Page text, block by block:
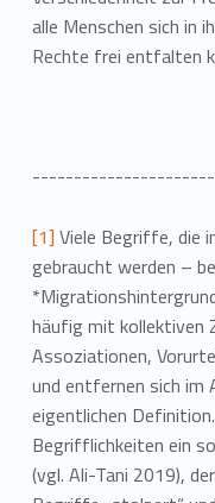
alle Menschen sich in
Rechte frei entfalten
[1] Viele Begriffe, die
gebraucht werden –
häufig mit kollektiven
Assoziationen,
und entfernen sich
eigentlichen
Begrifflichkeiten ein
(vgl. Ali-Tani 2019),